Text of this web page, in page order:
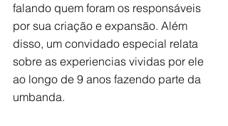
falando quem foram os responsáveis
por sua criação e expansão. Além
disso, um convidado especial relata
sobre as experiencias vividas por ele
ao longo de 9 anos fazendo parte da
umbanda.